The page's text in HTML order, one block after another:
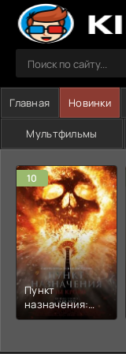
Главная Новинки
Мультфильмы
10
Пункт
назначения:
Узы крови